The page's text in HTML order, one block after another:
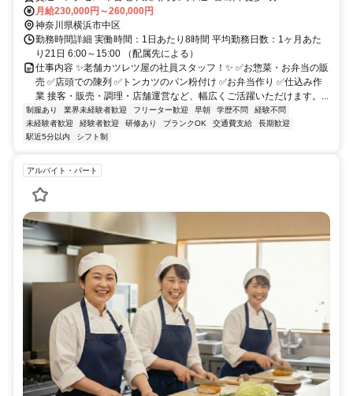
月給230,000円～260,000円
神奈川県横浜市中区
勤務時間詳細 実働時間：1日あたり8時間 平均勤務日数：1ヶ月あた
り21日 6:00～15:00 （配属先による）
仕事内容 ✨老舗カツレツ屋の社員スタッフ！✨ ✅お惣菜・お弁当の販
売 ✅店頭での陳列 ✅トンカツのパン粉付け ✅お弁当作り ✅仕込み作
業 接客・販売・調理・店舗運営など、幅広くご活躍いただけます。...
制服あり 業界未経験者歓迎 フリーター歓迎 早朝 学歴不問
経験不問
未経験者歓迎
経験者歓迎 研修あり ブランクOK 交通費支給
長期歓迎
駅近5分以内
シフト制
アルバイト・パート